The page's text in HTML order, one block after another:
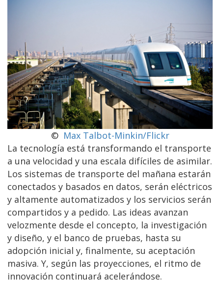
© Max Talbot-Minkin/Flickr
La tecnología está transformando el transporte
a una velocidad y una escala difíciles de asimilar.
Los sistemas de transporte del mañana estarán
conectados y basados en datos, serán eléctricos
y altamente automatizados y los servicios serán
compartidos y a pedido. Las ideas avanzan
velozmente desde el concepto, la investigación
y diseño, y el banco de pruebas, hasta su
adopción inicial y, finalmente, su aceptación
masiva. Y, según las proyecciones, el ritmo de
innovación continuará acelerándose.